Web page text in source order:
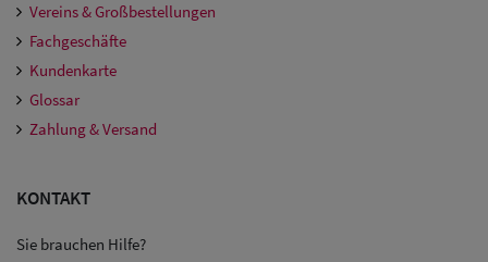
Vereins & Großbestellungen
Fachgeschäfte
Kundenkarte
Glossar
Zahlung & Versand
KONTAKT
Sie brauchen Hilfe?